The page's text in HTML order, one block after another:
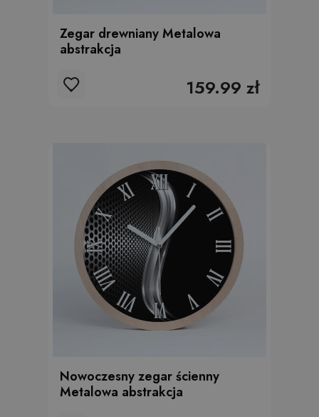
Zegar drewniany Metalowa
abstrakcja
159.99 zł
Nowoczesny zegar ścienny
Metalowa abstrakcja